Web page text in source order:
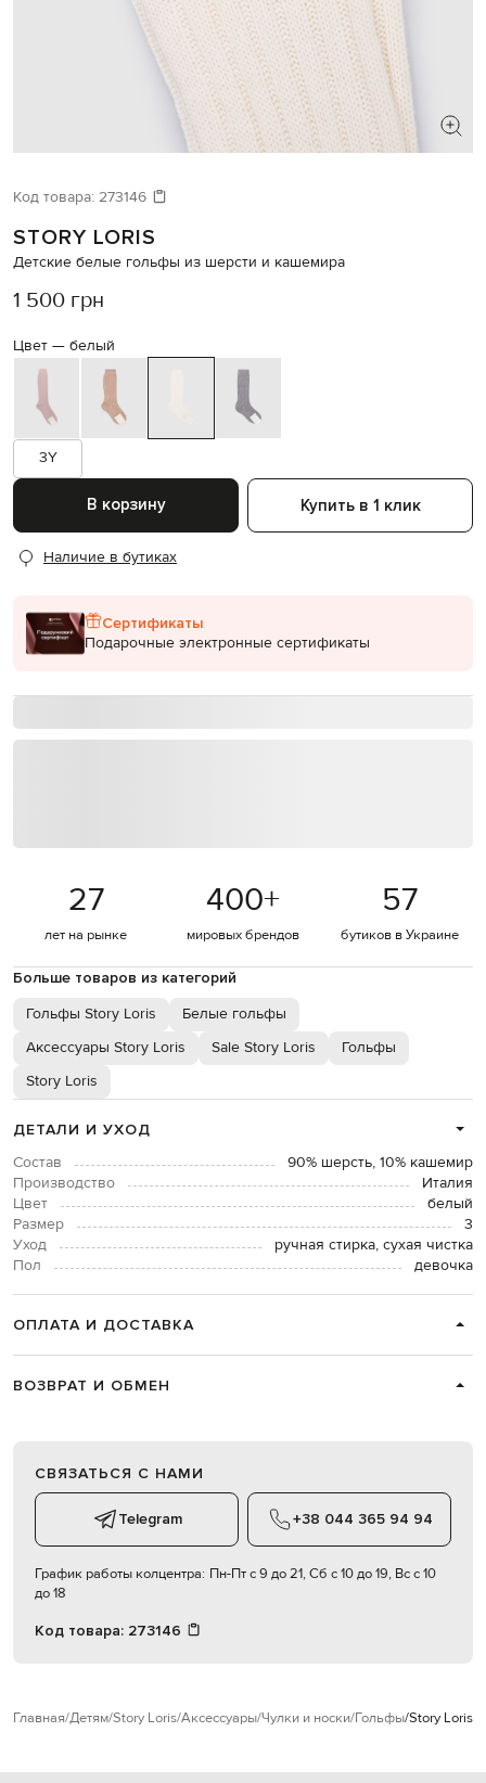
Код товара: 273146
STORY LORIS
Детские белые гольфы из шерсти и кашемира
1 500 грн
Цвет — белый
3Y
В корзину Купить в 1 клик
Наличие в бутиках
Сертификаты
Подарочные электронные сертификаты
27
лет на рынке
400+
мировых брендов
57
бутиков в Украине
Больше товаров из категорий
Гольфы Story Loris
Белые гольфы
Аксессуары Story Loris
Sale Story Loris
Гольфы
Story Loris
ДЕТАЛИ И УХОД
Состав
90% шерсть, 10% кашемир
Производство
Италия
Цвет
белый
Размер
3
Уход
ручная стирка, сухая чистка
Пол
девочка
ОПЛАТА И ДОСТАВКА
ВОЗВРАТ И ОБМЕН
СВЯЗАТЬСЯ С НАМИ
Telegram +38 044 365 94 94
График работы колцентра: Пн-Пт с 9 до 21, Сб с 10 до 19, Вс с 10
до 18
Код товара: 273146
Главная Детям Story Loris Аксессуары Чулки и носки Гольфы Story Loris